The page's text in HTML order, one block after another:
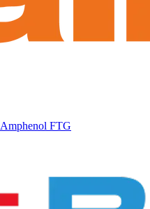
Amphenol FTG